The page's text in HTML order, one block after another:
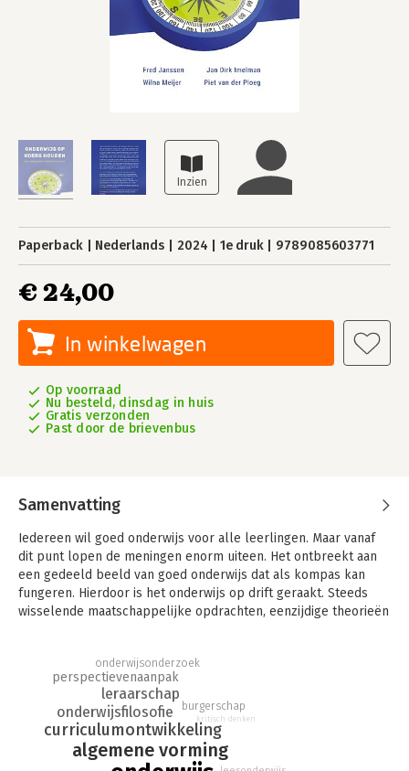
Paperback Nederlands 2024 1e druk 9789085603771
€ 24,00
In winkelwagen
Op voorraad
Nu besteld, dinsdag in huis
Gratis verzonden
Past door de brievenbus
Samenvatting
Iedereen wil goed onderwijs voor alle leerlingen. Maar vanaf
dit punt lopen de meningen enorm uiteen. Het ontbreekt aan
een gedeeld beeld van goed onderwijs dat als kompas kan
fungeren. Hierdoor is het onderwijs op drift geraakt. Steeds
wisselende maatschappelijke opdrachten, eenzijdige theorieën
Goed onderwijs heeft uiteraard vele gezichten maar er zijn ook
voorwaarden waaraan iedere uitwerking van goed onderwijs
moet voldoen. Deze kern van goed onderwijs is al lang op
begrip gebracht, maar is volledig overwoekerd geraakt en
voor velen onbekend. In dit boek leggen we deze kern weer
algemene vorming
curriculumontwikkeling
onderwijsfilosofie
leraarschap
perspectievenaanpak
onderwijsonderzoek
burgerschap
kritisch denken